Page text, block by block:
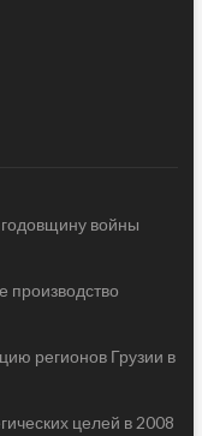
войны
производство
регионов Грузии в
целей в 2008